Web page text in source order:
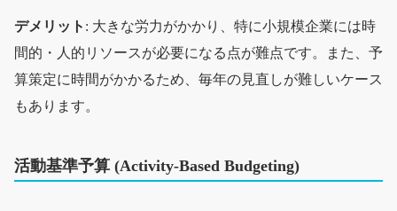
デメリット : 大きな労力がかかり、特に小規模企業には時
間的・人的リソースが必要になる点が難点です。また、予
算策定に時間がかかるため、毎年の見直しが難しいケース
もあります。
活動基準予算 (Activity-Based Budgeting)